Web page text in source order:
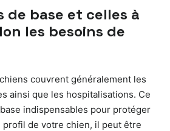
de base et celles à
les besoins de
couvrent généralement les
ainsi que les hospitalisations. Ce
indispensables pour protéger
profil de votre chien, il peut être